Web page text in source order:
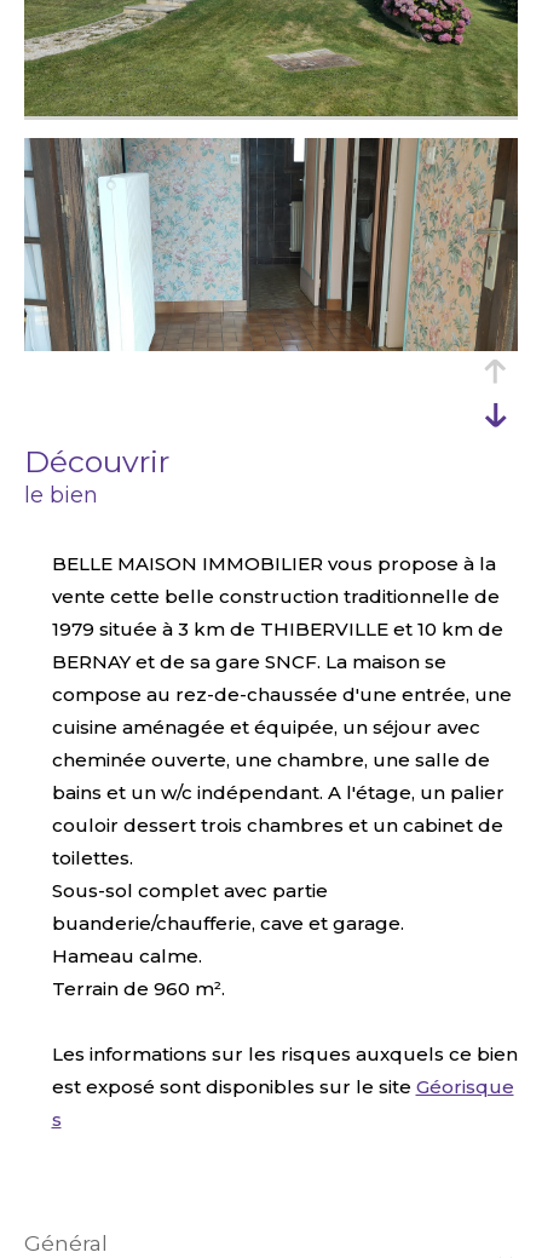
découvrir
le bien
BELLE MAISON IMMOBILIER vous propose à la
vente cette belle construction traditionnelle de
1979 située à 3 km de THIBERVILLE et 10 km de
BERNAY et de sa gare SNCF. La maison se
compose au rez-de-chaussée d'une entrée, une
cuisine aménagée et équipée, un séjour avec
cheminée ouverte, une chambre, une salle de
bains et un w/c indépendant. A l'étage, un palier
couloir dessert trois chambres et un cabinet de
toilettes.
Sous-sol complet avec partie
buanderie/chaufferie, cave et garage.
Hameau calme.
Terrain de 960 m².
Les informations sur les risques auxquels ce bien
est exposé sont disponibles sur le site Géorisque
s
général